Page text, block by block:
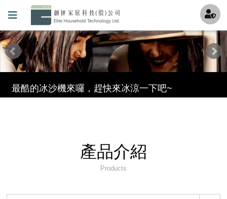
創匯家居進駐百貨
就是現在!福利品專區開賣囉~
最酷的冰沙機來囉，趕快來冰涼一下吧~
超強洗碗機GWQ7755強檔上市!!
產品介紹
Products